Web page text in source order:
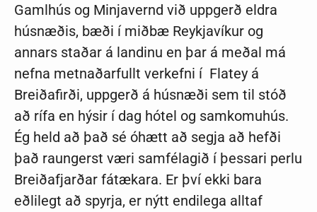
Gamlhús og Minjavernd við uppgerð eldra
húsnæðis, bæði í miðbæ Reykjavíkur og
annars staðar á landinu en þar á meðal má
nefna metnaðarfullt verkefni í Flatey á
Breiðafirði, uppgerð á húsnæði sem til stóð
að rífa en hýsir í dag hótel og samkomuhús.
Ég held að það sé óhætt að segja að hefði
það raungerst væri samfélagið í þessari perlu
Breiðafjarðar fátækara. Er því ekki bara
eðlilegt að spyrja, er nýtt endilega alltaf